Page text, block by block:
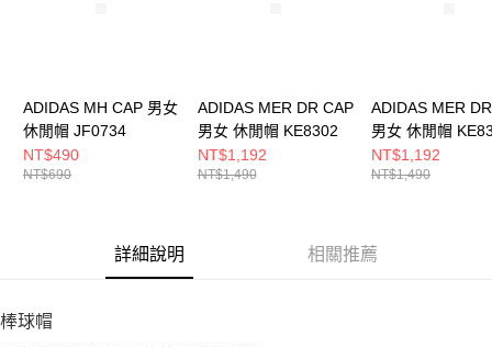
ADIDAS MH CAP 男女
休閒帽 JF0734
NT$490
NT$690
ADIDAS MER DR CAP
男女 休閒帽 KE8302
NT$1,192
NT$1,490
ADIDAS MER
男女 休閒帽
NT$1,192
NT$1,490
詳細說明 相關推薦
棒球帽